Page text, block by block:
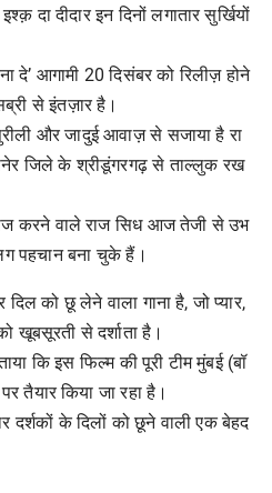
इश्क़ दा दीदार इन दिनों लगातार सुर्खियों
दे’ आगामी 20दिसंबर को रिलीज़ होने
से इंतज़ार है।
और जादुई आवाज़ से सजाया है रा
जिले के श्रीडूंगरगढ़ से ताल्लुक रख
करने वाले राज सिध आज तेजी से उभ
पहचान बना चुके हैं।
दिल को छू लेने वाला गाना है,जो प्यार,
खूबसूरती से दर्शाता है।
कि इस फिल्म की पूरी टीम मुंबई(बॉ
पर तैयार किया जा रहा है।
दर्शकों के दिलों को छूने वाली एक बेहद